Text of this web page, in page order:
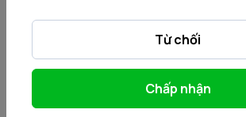
Lưu ý khi đọc và phân tích
- Chú ý các nguồn hình thành dòng tiền
nghiệp sử dụng tiền.
- Đánh giá khả năng hoạt động liên tục
Từ chối
Chấp nhận